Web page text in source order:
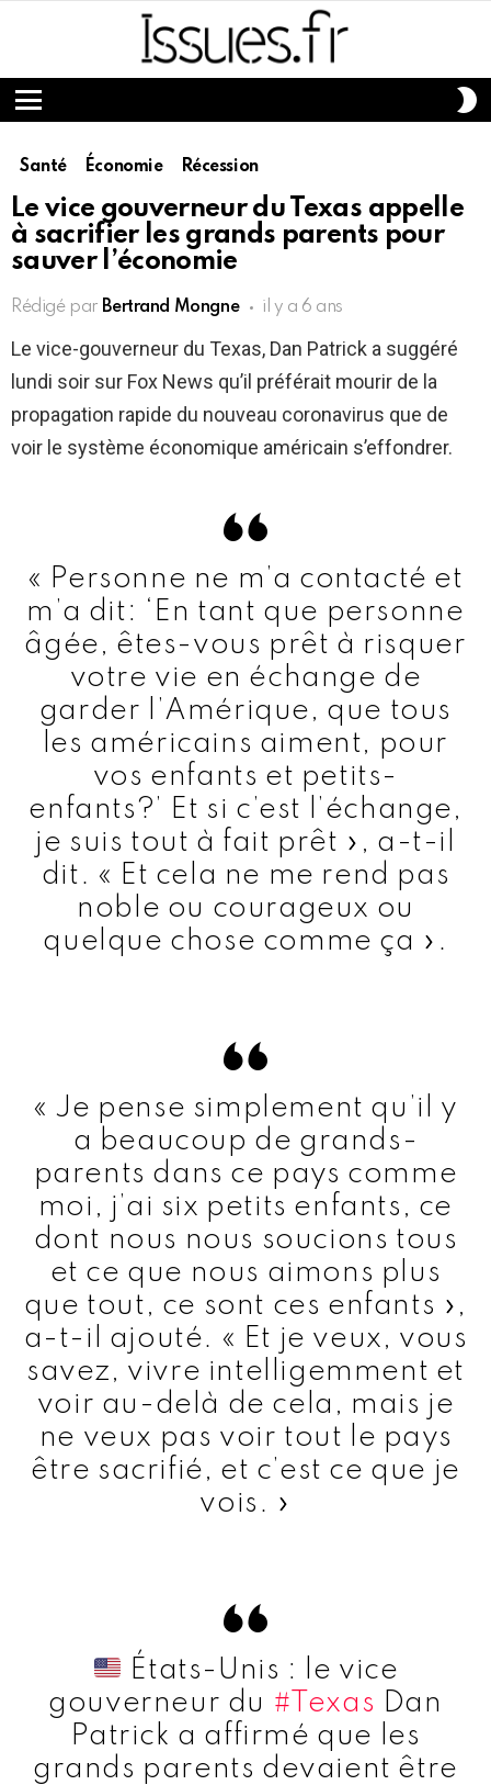
Menu
Santé Économie Récession
Le vice gouverneur du Texas appelle
à sacrifier les grands parents pour
sauver l’économie
Rédigé par Bertrand Mongne il y a 6 ans
Le vice-gouverneur du Texas, Dan Patrick a suggéré
lundi soir sur Fox News qu’il préférait mourir de la
propagation rapide du nouveau coronavirus que de
voir le système économique américain s’effondrer.
« Personne ne m’a contacté et
m’a dit: ‘En tant que personne
âgée, êtes-vous prêt à risquer
votre vie en échange de
garder l’Amérique, que tous
les américains aiment, pour
vos enfants et petits-
enfants?’ Et si c’est l’échange,
je suis tout à fait prêt », a-t-il
dit. « Et cela ne me rend pas
noble ou courageux ou
quelque chose comme ça ».
« Je pense simplement qu’il y
a beaucoup de grands-
parents dans ce pays comme
moi, j’ai six petits enfants, ce
dont nous nous soucions tous
et ce que nous aimons plus
que tout, ce sont ces enfants »,
a-t-il ajouté. « Et je veux, vous
savez, vivre intelligemment et
voir au-delà de cela, mais je
ne veux pas voir tout le pays
être sacrifié, et c’est ce que je
vois. »
États-Unis : le vice
gouverneur du #Texas Dan
Patrick a affirmé que les
grands parents devaient être